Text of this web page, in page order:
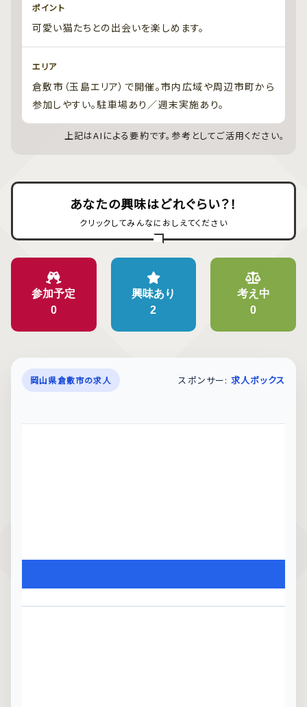
ポイント
可愛い猫たちとの出会いを楽しめます。
エリア
倉敷市（玉島エリア）で開催。市内広域や周辺市町から
参加しやすい。駐車場あり／週末実施あり。
上記はAIによる要約です。参考としてご活用ください。
あなたの興味はどれぐらい？！
クリックしてみんなにおしえてください
参加予定
0
興味あり
2
考え中
0
岡山県倉敷市の求人 スポンサー: 求人ボックス